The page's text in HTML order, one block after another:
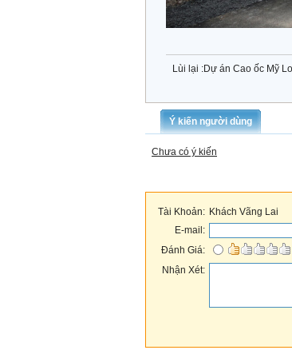
Lùi lại :Dự án Cao ốc Mỹ
Ý kiến người dùng
Chưa có ý kiến
Tài Khoản: Khách Vãng Lai
E-mail:
Đánh Giá:
Nhận Xét: